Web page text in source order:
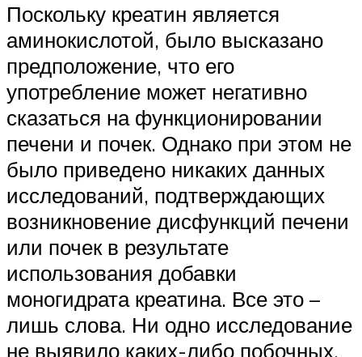
Поскольку креатин является
аминокислотой, было высказано
предположение, что его
употребление может негативно
сказаться на функционировании
печени и почек. Однако при этом не
было приведено никаких данных
исследований, подтверждающих
возникновение дисфункций печени
или почек в результате
использования добавки
моногидрата креатина. Все это –
лишь слова. Ни одно исследование
не выявило каких-либо побочных,